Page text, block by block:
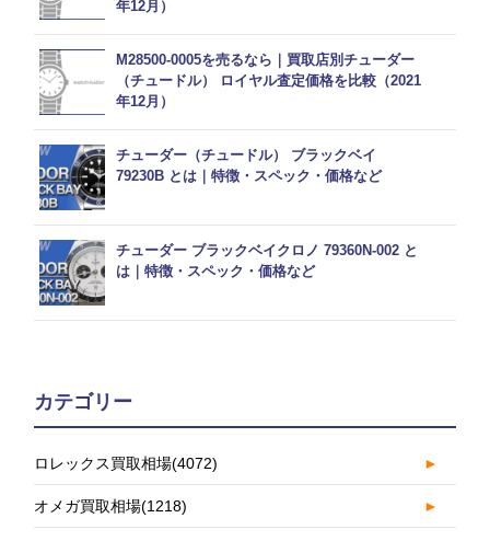
年12月）
M28500-0005を売るなら｜買取店別チューダー
（チュードル） ロイヤル査定価格を比較（2021
年12月）
チューダー（チュードル） ブラックベイ
79230B とは｜特徴・スペック・価格など
チューダー ブラックベイクロノ 79360N-002 と
は｜特徴・スペック・価格など
カテゴリー
ロレックス買取相場(4072) ►
オメガ買取相場(1218) ►